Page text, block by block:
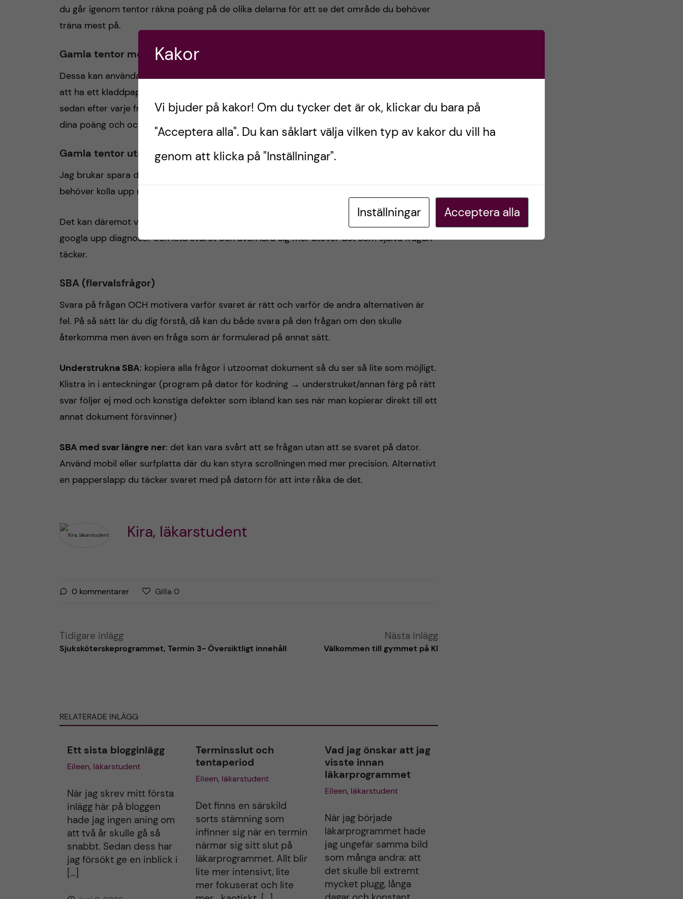
du går igenom tentor räkna poäng på de olika delarna för att se det område du behöver
träna mest på.
Gamla tentor med facit
Dessa kan användas för att testa dig själv på riktigt, repetera och lära dig mer. Ett tips är
att ha ett kladdpapper där du skriver ditt svar (digitalt eller förhand) och rätta dig själv
sedan efter varje fråga (svaret finns oftast under frågan i dokumentet). Då kan du räkna
dina poäng och också få direkt feedback.
Gamla tentor utan facit
Jag brukar spara dessa till sist, då jag har koll på det mesta (lättare när man kan mer och
behöver kolla upp mindre). Det kan annars vara mycket förvirrande och tidskrävande.
Det kan däremot vara en bra början om man är sent ute, då kan det vara lärorikt att
googla upp diagnoser och leta svaret och även lära sig mer utöver det som själva frågan
täcker.
SBA (flervalsfrågor)
Svara på frågan OCH motivera varför svaret är rätt och varför de andra alternativen är
fel. På så sätt lär du dig förstå, då kan du både svara på den frågan om den skulle
återkomma men även en fråga som är formulerad på annat sätt.
Understrukna SBA: kopiera alla frågor i utzoomat dokument så du ser så lite som möjligt.
Klistra in i anteckningar (program på dator för kodning → understruket/annan färg på rätt
svar följer ej med och konstiga defekter som ibland kan ses när man kopierar direkt till ett
annat dokument försvinner)
SBA med svar längre ner: det kan vara svårt att se frågan utan att se svaret på dator.
Använd mobil eller surfplatta där du kan styra scrollningen med mer precision. Alternativt
en papperslapp du täcker svaret med på datorn för att inte råka de det.
Kira, läkarstudent
0 kommentarer
G
a
g
t
Gilla 0g
r
g
Tidigare inlägg
Sjuksköterskeprogrammet, Termin 3- Översiktligt innehåll
Nästa inlägg
Välkommen till gymmet på KI
RELATERADE INLÄGG
Ett sista blogginlägg
Eileen, läkarstudent
När jag skrev mitt första
inlägg här på bloggen
hade jag ingen aning om
att två år skulle gå så
snabbt. Sedan dess har
jag försökt ge en inblick i
[…]
Terminsslut och
tentaperiod
Eileen, läkarstudent
Det finns en särskild
sorts stämning som
infinner sig när en termin
närmar sig sitt slut på
läkarprogrammet. Allt blir
lite mer intensivt, lite
mer fokuserat och lite
Vad jag önskar att jag
visste innan
läkarprogrammet
Eileen, läkarstudent
När jag började
läkarprogrammet hade
jag ungefär samma bild
som många andra: att
det skulle bli extremt
mycket plugg, långa
Kakor
Vi bjuder på kakor! Om du tycker det är ok, klickar du bara på
"Acceptera alla". Du kan såklart välja vilken typ av kakor du vill ha
genom att klicka på "Inställningar".
Inställningar Acceptera alla